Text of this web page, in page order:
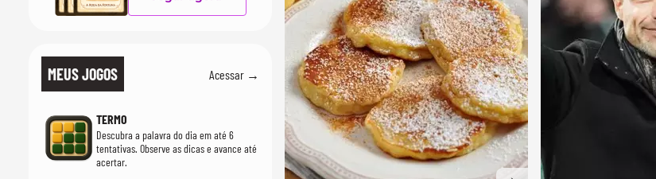
MEUS JOGOS Acessar →
TERMO
Descubra a palavra do dia em até 6
tentativas. Observe as dicas e avance até
acertar.